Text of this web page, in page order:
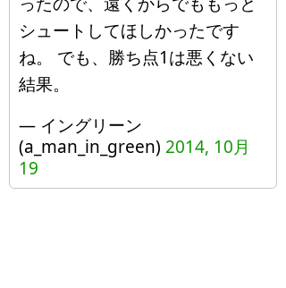
シュートしてほしかったです
ね。 でも、勝ち点1は悪くない
結果。
— イングリーン
(a_man_in_green) 2014, 10月
19